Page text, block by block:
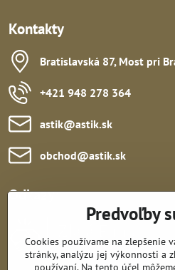
Kontakty
Bratislavská 87, Most pri
+421 948 278 364
astik​@astik​.sk
obchod​@astik​.sk
Odkazy:
Predvoľby
Cookies používame na zlepšenie
stránky, analýzu jej výkonnosti a
používaní. Na tento účel